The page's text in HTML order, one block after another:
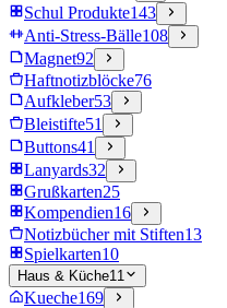
Schul Produkte143
Anti-Stress-Bälle108
Magnet92
Haftnotizblöcke76
Aufkleber53
Bleistifte51
Buttons41
Lanyards32
Grußkarten25
Kompendien16
Notizbücher mit Stiften13
Spielkarten10
Haus & Küche11
Kueche169